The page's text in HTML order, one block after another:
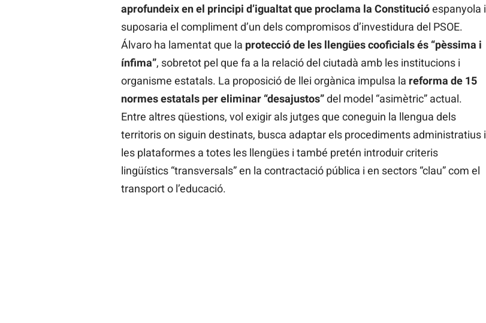
aprofundeix en el principi d’igualtat que proclama la Constitucióespanyola i
suposaria el compliment d’un dels compromisos d’investidura del PSOE.
Álvaro ha lamentat que la protecció de les llengües cooficials és “pèssima i
ínfima”, sobretot pel que fa a la relació del ciutadà amb les institucions i
organisme estatals. La proposició de llei orgànica impulsa la reforma de 15
normes estatals per eliminar “desajustos”del model “asimètric” actual.
Entre altres qüestions, vol exigir als jutges que coneguin la llengua dels
territoris on siguin destinats, busca adaptar els procediments administratius i
les plataformes a totes les llengües i també pretén introduir criteris
lingüístics “transversals” en la contractació pública i en sectors “clau” com el
transport o l’educació.